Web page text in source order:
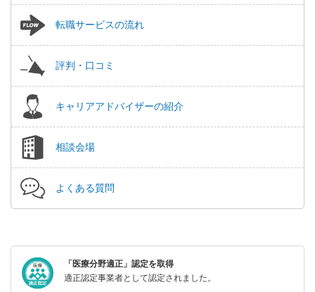
転職サービスの流れ
評判・口コミ
キャリアアドバイザーの紹介
相談会場
よくある質問
「医療分野適正」認定を取得
適正認定事業者として認定されました。